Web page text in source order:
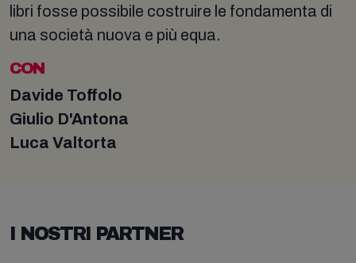
libri fosse possibile costruire le fondamenta di
una società nuova e più equa.
CON
Davide Toffolo
Giulio D'Antona
Luca Valtorta
I NOSTRI PARTNER